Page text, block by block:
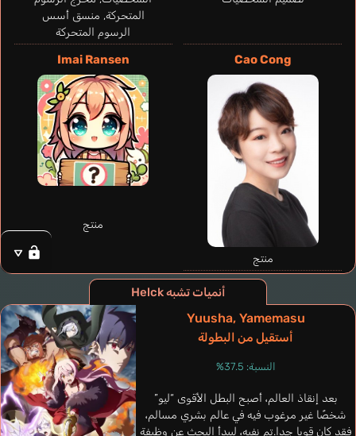
المتحركة, منسق أسس
الرسوم المتحركة
Cao Cong
منتج
Imai Ransen
منتج
Kajiwara Gakuto
Shepard Blake
Schlauch Daniel
ألماني
Alicia
Kondou Reina
أنميات تشبه Helck
Yuusha, Yamemasu
أستقيل من البطولة
النسبة: 37.5%
بعد إنقاذ العالم، أصبح البطل الأقوى “ليو”
شخصًا غير مرغوب فيه في عالم بشري مسالم،
فقد كان قويا جدا.تم نفيه، ليبدأ البحث عن وظيفة